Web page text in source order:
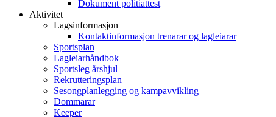
Dokument politiattest
Aktivitet
Lagsinformasjon
Kontaktinformasjon trenarar og lagleiarar
Sportsplan
Lagleiarhåndbok
Sportsleg årshjul
Rekrutteringsplan
Sesongplanlegging og kampavvikling
Dommarar
Keeper